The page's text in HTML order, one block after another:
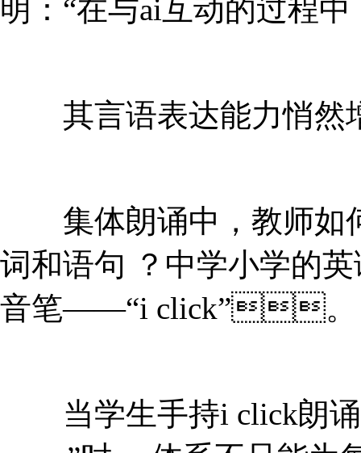
明：“在与ai互动的过程中
其言语表达能力悄然增长
集体朗诵中，教师如
词和语句 ？中学小学的
音笔——“i click”。
当学生手持i click朗诵